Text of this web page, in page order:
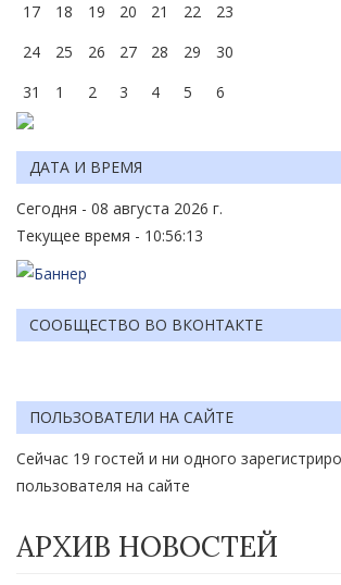
17
18 19 20 21 22
23
24
25 26 27 28 29
30
31
1 2 3 4 5 6
ДАТА И ВРЕМЯ
Сегодня - 08 августа 2026 г.
Текущее время - 10:56:13
СООБЩЕСТВО ВО ВКОНТАКТЕ
ПОЛЬЗОВАТЕЛИ НА САЙТЕ
Сейчас 19 гостей и ни одного
пользователя на сайте
АРХИВ НОВОСТЕЙ